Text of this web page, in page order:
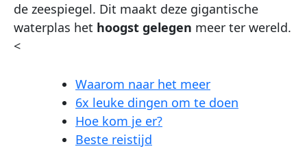
de zeespiegel. Dit maakt deze gigantische
waterplas het hoogst gelegen meer ter wereld.
<
Waarom naar het meer
6x leuke dingen om te doen
Hoe kom je er?
Beste reistijd